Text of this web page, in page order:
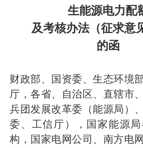
生能源电力配
及考核办法（征求意
的函
财政部、国资委、生态环境
厅，各省、自治区、直辖市
兵团发展改革委（能源局）
委、工信厅），国家能源
构，国家电网公司、南方电